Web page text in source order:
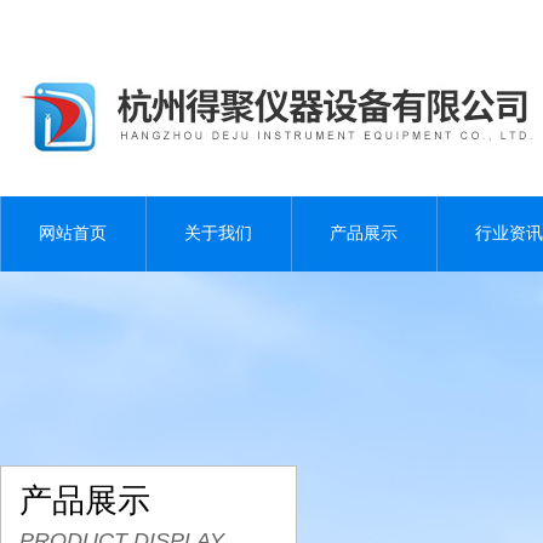
网站首页 关于我们 产品展示 行业资讯
产品展示